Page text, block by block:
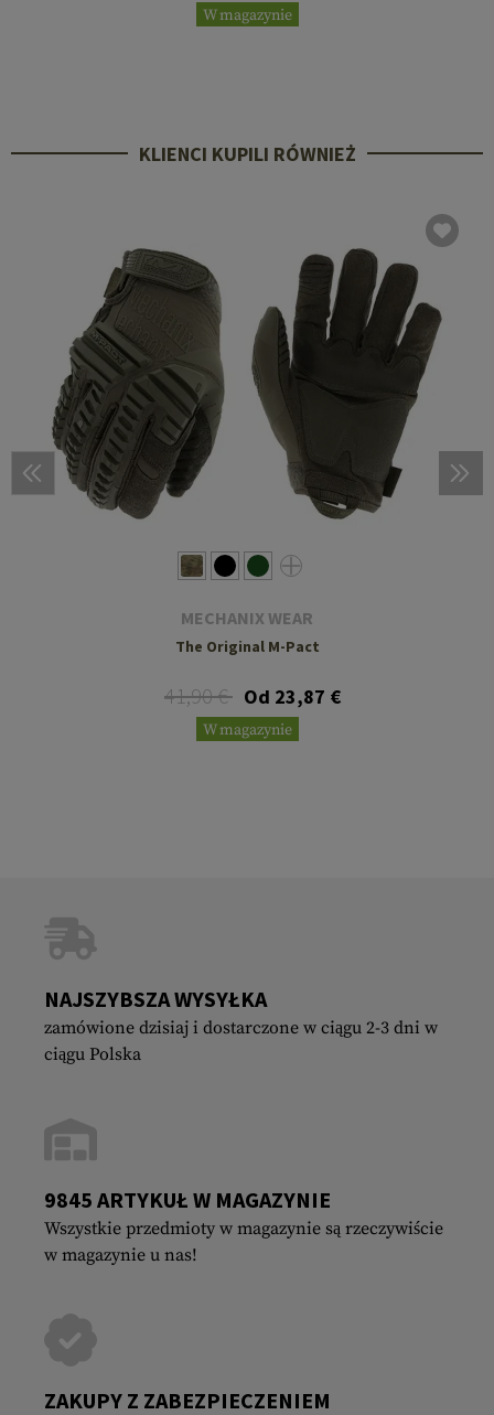
W magazynie
KLIENCI KUPILI RÓWNIEŻ
MECHANIX WEAR
The Original M-Pact
41,90 € Od 23,87 €
W magazynie
NAJSZYBSZA WYSYŁKA
zamówione dzisiaj i dostarczone w ciągu 2-3 dni w
ciągu Polska
9845 ARTYKUŁ W MAGAZYNIE
Wszystkie przedmioty w magazynie są rzeczywiście
w magazynie u nas!
ZAKUPY Z ZABEZPIECZENIEM